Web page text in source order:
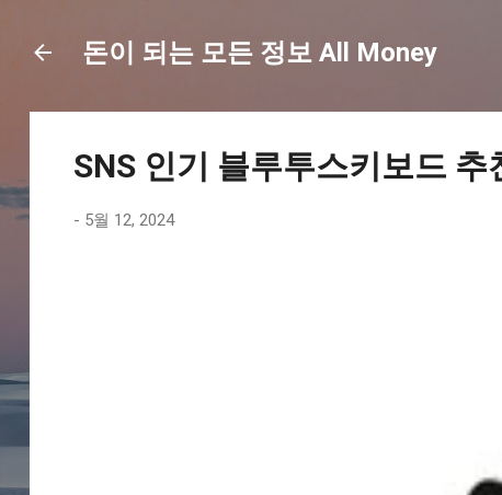
돈이 되는 모든 정보 All Money
SNS 인기 블루투스키보드
- 5월 12, 2024